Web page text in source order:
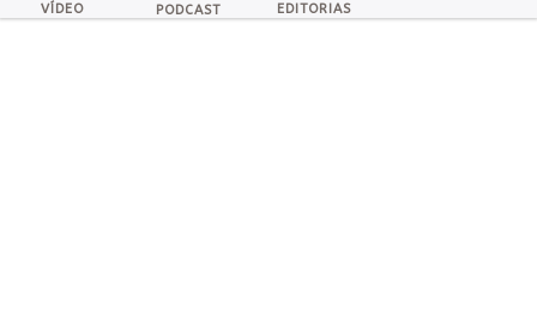
VÍDEO PODCAST EDITORIAS